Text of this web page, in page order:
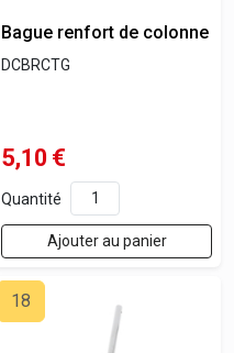
Bague renfort de colonne
DCBRCTG
5,10 €
Quantité
Ajouter au panier
18